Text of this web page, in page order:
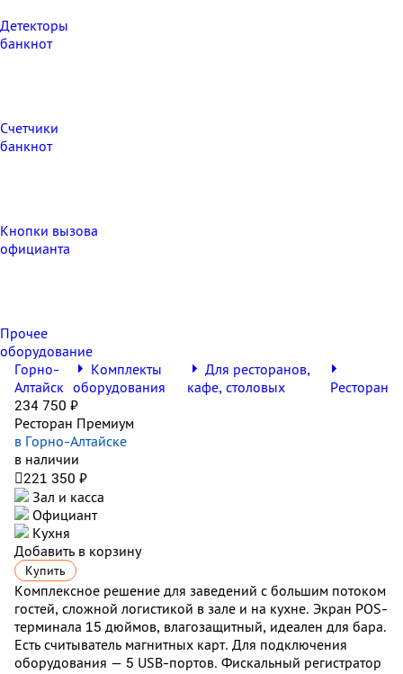
Детекторы
банкнот
Счетчики
банкнот
Кнопки вызова
официанта
Прочее
оборудование
Горно-
Алтайск
Комплекты
оборудования
Для ресторанов,
кафе, столовых
Ресторан
234 750 ₽
Ресторан Премиум
в Горно-Алтайске
в наличии
221 350 ₽
Зал и касса
Официант
Кухня
Добавить в корзину
Купить
Комплексное решение для заведений с большим потоком
гостей, сложной логистикой в зале и на кухне. Экран POS-
терминала 15 дюймов, влагозащитный, идеален для бара.
Есть считыватель магнитных карт. Для подключения
оборудования — 5 USB-портов. Фискальный регистратор